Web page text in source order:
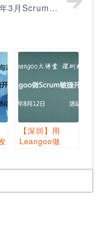
2016年3月Scrum中文网北京CSPO认证圆满结束
【深圳】用
Leangoo做